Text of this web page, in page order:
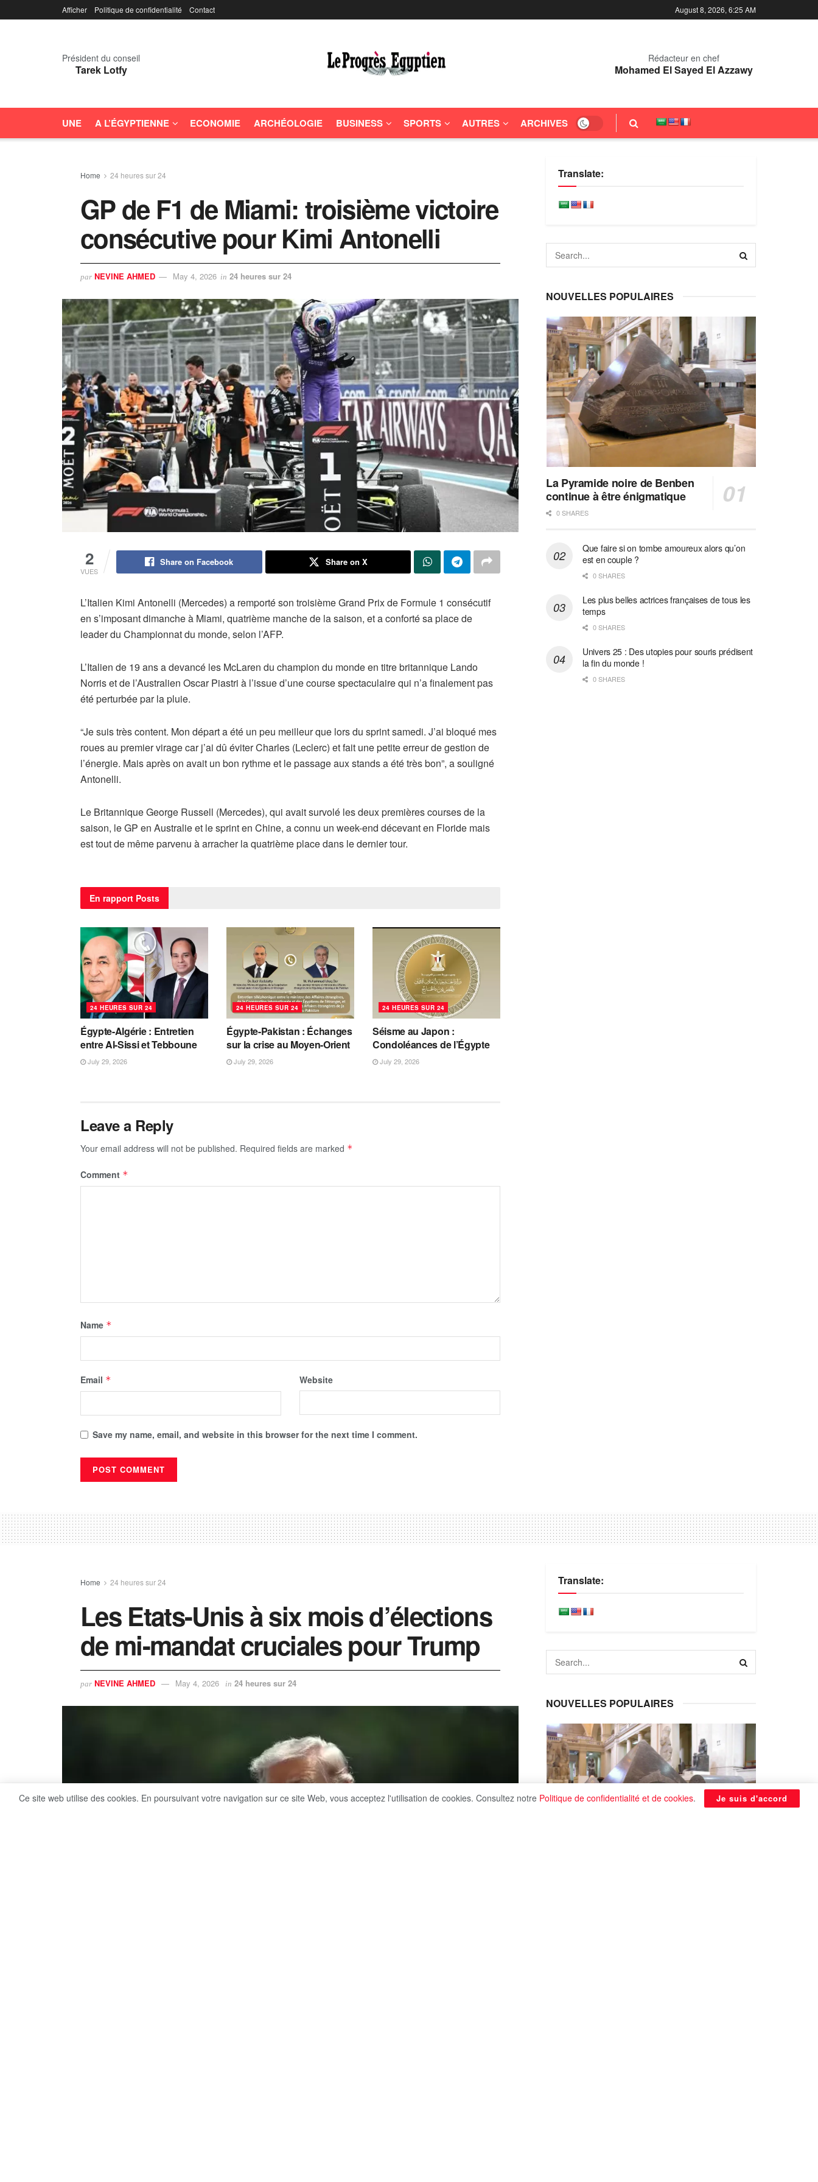
Afficher Politique de confidentialité Contact August 8, 2026, 6:25 AM
Président du conseil
Tarek Lotfy
Rédacteur en chef
Mohamed El Sayed El Azzawy
UNE A L’ÉGYPTIENNE ECONOMIE ARCHÉOLOGIE BUSINESS SPORTS AUTRES ARCHIVES
Home 24 heures sur 24
GP de F1 de Miami: troisième victoire
consécutive pour Kimi Antonelli
par NEVINE AHMED May 4, 2026 in 24 heures sur 24
2
VUES
Share on Facebook Share on X
L’Italien Kimi Antonelli (Mercedes) a remporté son troisième Grand Prix de Formule 1 consécutif
en s’imposant dimanche à Miami, quatrième manche de la saison, et a conforté sa place de
leader du Championnat du monde, selon l’AFP.
L’Italien de 19 ans a devancé les McLaren du champion du monde en titre britannique Lando
Norris et de l’Australien Oscar Piastri à l’issue d’une course spectaculaire qui n’a finalement pas
été perturbée par la pluie.
“Je suis très content. Mon départ a été un peu meilleur que lors du sprint samedi. J’ai bloqué mes
roues au premier virage car j’ai dû éviter Charles (Leclerc) et fait une petite erreur de gestion de
l’énergie. Mais après on avait un bon rythme et le passage aux stands a été très bon”, a souligné
Antonelli.
Le Britannique George Russell (Mercedes), qui avait survolé les deux premières courses de la
saison, le GP en Australie et le sprint en Chine, a connu un week-end décevant en Floride mais
est tout de même parvenu à arracher la quatrième place dans le dernier tour.
En rapport Posts
24 HEURES SUR 24
Égypte-Algérie : Entretien
entre Al-Sissi et Tebboune
July 29, 2026
24 HEURES SUR 24
Égypte-Pakistan : Échanges
sur la crise au Moyen-Orient
July 29, 2026
24 HEURES SUR 24
Séisme au Japon :
Condoléances de l’Égypte
July 29, 2026
Leave a Reply
Your email address will not be published. Required fields are marked *
Comment *
Name *
Email * Website
Save my name, email, and website in this browser for the next time I comment.
Translate:
NOUVELLES POPULAIRES
La Pyramide noire de Benben
continue à être énigmatique
0 SHARES
Que faire si on tombe amoureux alors qu’on
est en couple ?
0 SHARES
Les plus belles actrices françaises de tous les
temps
0 SHARES
Univers 25 : Des utopies pour souris prédisent
la fin du monde !
0 SHARES
Home 24 heures sur 24
Les Etats-Unis à six mois d’élections
de mi-mandat cruciales pour Trump
par NEVINE AHMED May 4, 2026 in 24 heures sur 24
Translate:
NOUVELLES POPULAIRES
Ce site web utilise des cookies. En poursuivant votre navigation sur ce site Web, vous acceptez l'utilisation de cookies. Consultez notre Politique de confidentialité et de cookies. Je suis d'accord